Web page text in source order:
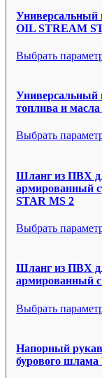
Универсальный
OIL STREAM
Выбрать
топлива и
Выбрать
Шланг из ПВХ
армированный
STAR MS 2
Выбрать
Шланг из ПВХ
армированный
Выбрать
Напорный
бурового